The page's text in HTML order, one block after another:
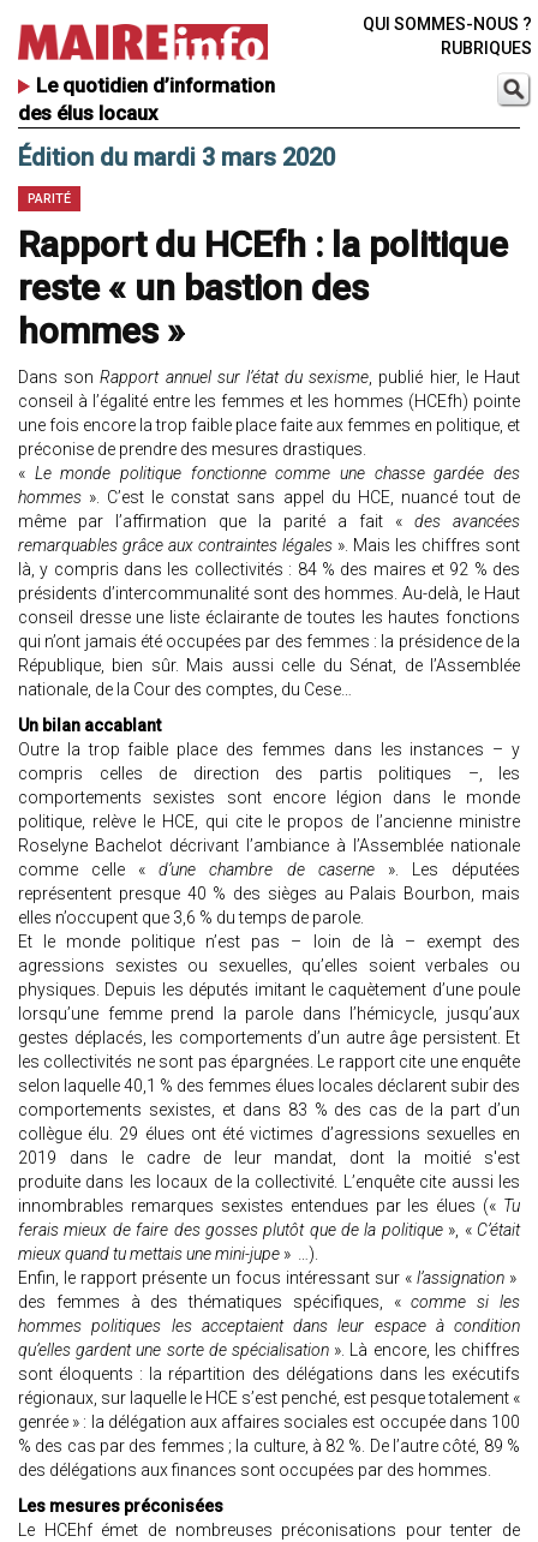
Le quotidien d’information
des élus locaux
QUI SOMMES-NOUS ?
RUBRIQUES
Édition du mardi 3 mars 2020
PARITÉ
Rapport du HCEfh : la politique
reste « un bastion des
hommes »
Dans sonRapport annuel sur l’état du sexisme, publié hier, le Haut
conseil à l’égalité entre les femmes et les hommes (HCEfh) pointe
une fois encore la trop faible place faite aux femmes en politique, et
préconise de prendre des mesures drastiques.
« Le monde politique fonctionne comme une chasse gardée des
hommes ». C’est le constat sans appel du HCE, nuancé tout de
même par l’affirmation que la parité a fait « des avancées
remarquables grâce aux contraintes légales ». Mais les chiffres sont
là, y compris dans les collectivités : 84 % des maires et 92 % des
présidents d’intercommunalité sont des hommes. Au-delà, le Haut
conseil dresse une liste éclairante de toutes les hautes fonctions
qui n’ont jamais été occupées par des femmes : la présidence de la
République, bien sûr. Mais aussi celle du Sénat, de l’Assemblée
nationale, de la Cour des comptes, du Cese…
Un bilan accablant
Outre la trop faible place des femmes dans les instances – y
compris celles de direction des partis politiques –, les
comportements sexistes sont encore légion dans le monde
politique, relève le HCE, qui cite le propos de l’ancienne ministre
Roselyne Bachelot décrivant l’ambiance à l’Assemblée nationale
comme celle «d’une chambre de caserne». Les députées
représentent presque 40 % des sièges au Palais Bourbon, mais
elles n’occupent que 3,6 % du temps de parole.
Et le monde politique n’est pas – loin de là – exempt des
agressions sexistes ou sexuelles, qu’elles soient verbales ou
physiques. Depuis les députés imitant le caquètement d’une poule
lorsqu’une femme prend la parole dans l’hémicycle, jusqu’aux
gestes déplacés, les comportements d’un autre âge persistent. Et
les collectivités ne sont pas épargnées. Le rapport cite une enquête
selon laquelle 40,1 % des femmes élues locales déclarent subir des
comportements sexistes, et dans 83 % des cas de la part d’un
collègue élu. 29 élues ont été victimes d’agressions sexuelles en
2019 dans le cadre de leur mandat, dont la moitié s'est
produite dans les locaux de la collectivité. L’enquête cite aussi les
innombrables remarques sexistes entendues par les élues (« Tu
ferais mieux de faire des gosses plutôt que de la politique», «C’était
mieux quand tu mettais une mini-jupe » …).
Enfin, le rapport présente un focus intéressant sur « l’assignation »
des femmes à des thématiques spécifiques, «comme si les
hommes politiques les acceptaient dans leur espace à condition
qu’elles gardent une sorte de spécialisation ». Là encore, les chiffres
sont éloquents : la répartition des délégations dans les exécutifs
régionaux, sur laquelle le HCE s’est penché, est pesque totalement «
genrée » : la délégation aux affaires sociales est occupée dans 100
% des cas par des femmes ; la culture, à 82 %. De l’autre côté, 89 %
des délégations aux finances sont occupées par des hommes.
Les mesures préconisées
Le HCEhf émet de nombreuses préconisations pour tenter de